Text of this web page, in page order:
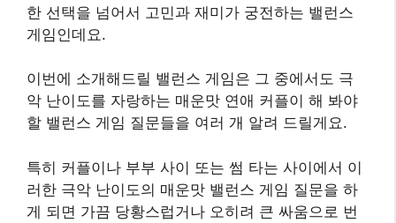
한 선택을 넘어서 고민과 재미가 궁전하는 밸런스
게임인데요.
이번에 소개해드릴 밸런스 게임은 그 중에서도 극
악 난이도를 자랑하는 매운맛 연애 커플이 해 봐야
할 밸런스 게임 질문들을 여러 개 알려 드릴게요.
특히 커플이나 부부 사이 또는 썸 타는 사이에서 이
러한 극악 난이도의 매운맛 밸런스 게임 질문을 하
게 되면 가끔 당황스럽거나 오히려 큰 싸움으로 번